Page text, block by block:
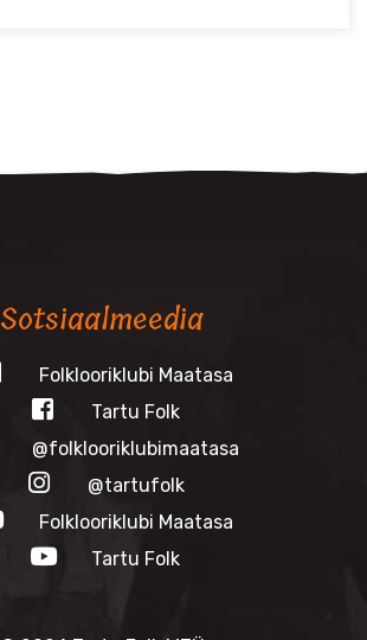
Sotsiaalmeedia
Folklooriklubi Maatasa
Tartu Folk
@folklooriklubimaatasa
@tartufolk
Folklooriklubi Maatasa
Tartu Folk